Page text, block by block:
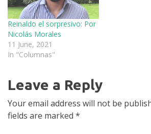
Reinaldo el sorpresivo: Por
Nicolás Morales
11 June, 2021
In "Columnas"
Leave a Reply
Your email address will not be
fields are marked *